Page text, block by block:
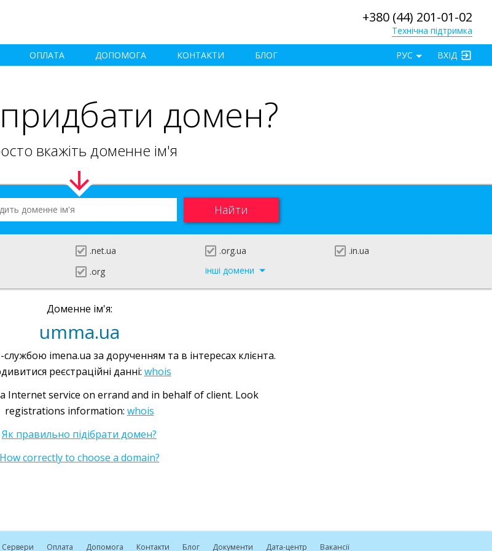
+380 (44) 201-01-02
Технічна підтримка
ОПЛАТА ДОПОМОГА КОНТАКТИ БЛОГ ВХІД
РУС
домен?
вкажіть доменне ім'я
.net.ua .org.ua
.in.ua
.org інші домени
Доменне ім'я:
umma.ua
imena.ua за дорученням та в інтересах клієнта.
реєстраційні данні: whois
Internet service on errand and in behalf of client. Look
registrations information: whois
Як правильно підібрати домен?
How correctly to choose a domain?
Сервери Оплата Допомога Контакти Блог Документи Дата-центр Вакансії